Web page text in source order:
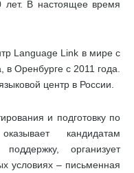
лет. В настоящее время
Language Link в мире с
Оренбурге с 2011 года.
центр в России.
и подготовку по
кандидатам
организует
условиях – письменная